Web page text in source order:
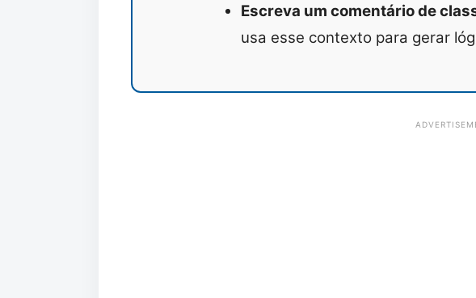
Escreva um comentário de
usa esse contexto para gerar